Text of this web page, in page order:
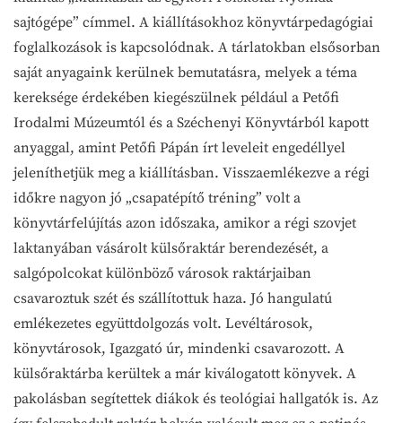
sajtógépe” címmel. A kiállításokhoz könyvtárpedagógiai
foglalkozások is kapcsolódnak. A tárlatokban elsősorban
saját anyagaink kerülnek bemutatásra, melyek a téma
kereksége érdekében kiegészülnek például a Petőfi
Irodalmi Múzeumtól és a Széchenyi Könyvtárból kapott
anyaggal, amint Petőfi Pápán írt leveleit engedéllyel
jeleníthetjük meg a kiállításban. Visszaemlékezve a régi
időkre nagyon jó „csapatépítő tréning” volt a
könyvtárfelújítás azon időszaka, amikor a régi szovjet
laktanyában vásárolt külsőraktár berendezését, a
salgópolcokat különböző városok raktárjaiban
csavaroztuk szét és szállítottuk haza. Jó hangulatú
emlékezetes együttdolgozás volt. Levéltárosok,
könyvtárosok, Igazgató úr, mindenki csavarozott. A
külsőraktárba kerültek a már kiválogatott könyvek. A
pakolásban segítettek diákok és teológiai hallgatók is. Az